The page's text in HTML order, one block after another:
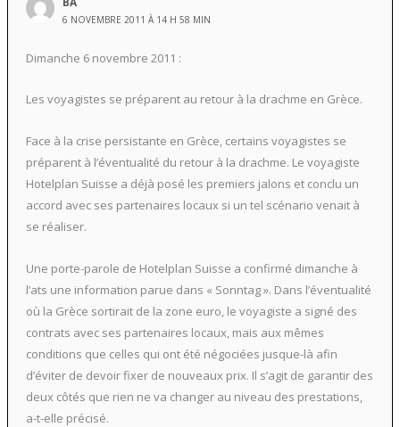
6 NOVEMBRE 2011 À 14 H 58 MIN
Dimanche 6 novembre 2011 :
Les voyagistes se préparent au retour à la drachme en Grèce.
Face à la crise persistante en Grèce, certains voyagistes se
préparent à l’éventualité du retour à la drachme. Le voyagiste
Hotelplan Suisse a déjà posé les premiers jalons et conclu un
accord avec ses partenaires locaux si un tel scénario venait à
se réaliser.
Une porte-parole de Hotelplan Suisse a confirmé dimanche à
l’ats une information parue dans « Sonntag ». Dans l’éventualité
où la Grèce sortirait de la zone euro, le voyagiste a signé des
contrats avec ses partenaires locaux, mais aux mêmes
conditions que celles qui ont été négociées jusque-là afin
d’éviter de devoir fixer de nouveaux prix. Il s’agit de garantir des
deux côtés que rien ne va changer au niveau des prestations,
a-t-elle précisé.